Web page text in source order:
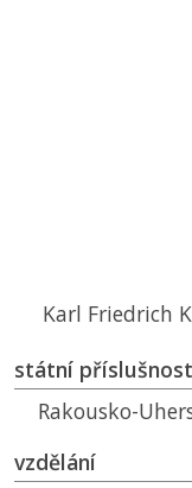
Karl Friedrich
státní příslušnost
Rakousko-
vzdělání